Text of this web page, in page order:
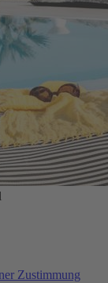
Zustimmung